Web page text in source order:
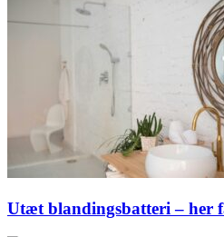
Utæt blandingsbatteri – her